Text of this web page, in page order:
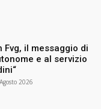
Fvg, il messaggio di
e al servizio
2026